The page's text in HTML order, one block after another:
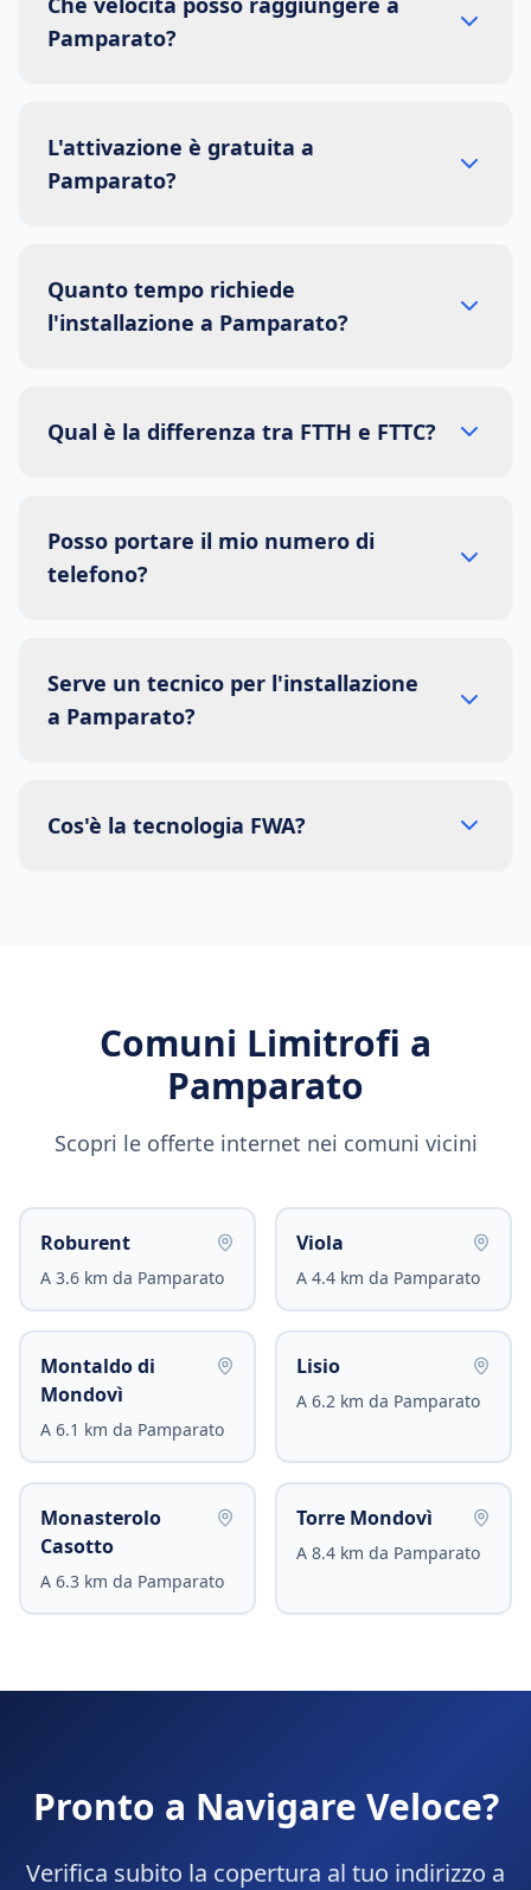
Pamparato?
L'attivazione è gratuita a
Pamparato?
Quanto tempo richiede
l'installazione a Pamparato?
Qual è la differenza tra FTTH e FTTC?
Posso portare il mio numero di
telefono?
Serve un tecnico per l'installazione
a Pamparato?
Cos'è la tecnologia FWA?
Comuni Limitrofi a
Pamparato
Scopri le offerte internet nei comuni vicini
Roburent
A 3.6 km da Pamparato
Viola
A 4.4 km da Pamparato
Montaldo di
Mondovì
A 6.1 km da Pamparato
Lisio
A 6.2 km da Pamparato
Monasterolo
Casotto
A 6.3 km da Pamparato
Torre Mondovì
A 8.4 km da Pamparato
Pronto a Navigare Veloce?
Verifica subito la copertura al tuo indirizzo a